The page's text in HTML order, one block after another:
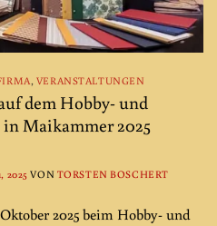
, VERANSTALTUNGEN
dem Hobby- und
Maikammer 2025
2025 VON TORSTEN BOSCHERT
2025 beim Hobby- und